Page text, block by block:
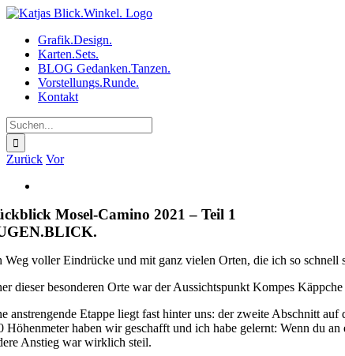
Zum
springenGrafik.Design.
Karten.Sets.
BLOG Gedanken.Tanzen.
Vorstellungs.Runde.
Kontakt
Suche
nach:
Zurück Vor
BildMosel-Camino 2021 – Teil 1
Weg voller Eindrücke und mit ganz vielen Orten, die ich so schnell
dieser besonderen Orte war der Aussichtspunkt Kompes
anstrengende Etappe liegt fast hinter uns: der zweite Abschnitt
Höhenmeter haben wir geschafft und ich habe gelernt: Wenn du
Anstieg war wirklich steil.